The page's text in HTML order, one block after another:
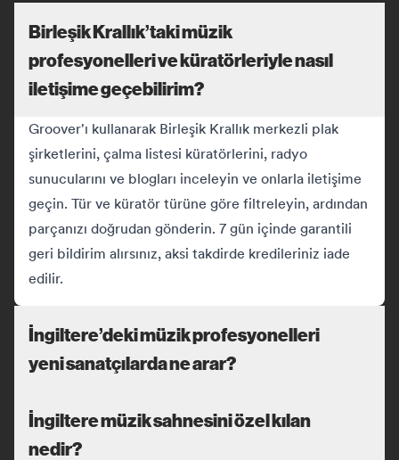
Birleşik Krallık’taki müzik
profesyonelleri ve küratörleriyle nasıl
iletişime geçebilirim?
Groover'ı kullanarak Birleşik Krallık merkezli plak
şirketlerini, çalma listesi küratörlerini, radyo
sunucularını ve blogları inceleyin ve onlarla iletişime
geçin. Tür ve küratör türüne göre filtreleyin, ardından
parçanızı doğrudan gönderin. 7 gün içinde garantili
geri bildirim alırsınız, aksi takdirde kredileriniz iade
edilir.
İngiltere’deki müzik profesyonelleri
yeni sanatçılarda ne arar?
İngiltere müzik sahnesini özel kılan
nedir?